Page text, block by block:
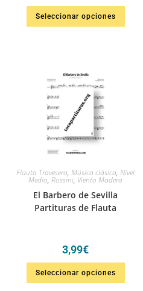
Seleccionar opciones
Flauta Travesera, Música clásica, Nivel
Medio, Rossini, Viento Madera
El Barbero de Sevilla
Partituras de Flauta
3,99€
Seleccionar opciones